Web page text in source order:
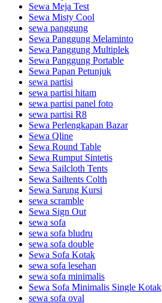
Sewa Meja Test
Sewa Misty Cool
sewa panggung
Sewa Panggung Melaminto
Sewa Panggung Multiplek
Sewa Panggung Portable
Sewa Papan Petunjuk
sewa partisi
sewa partisi hitam
sewa partisi panel foto
sewa partisi R8
Sewa Perlengkapan Bazar
Sewa Qline
Sewa Round Table
Sewa Rumput Sintetis
Sewa Sailcloth Tents
Sewa Sailtents Colth
Sewa Sarung Kursi
sewa scramble
Sewa Sign Out
sewa sofa
sewa sofa bludru
sewa sofa double
Sewa Sofa Kotak
sewa sofa lesehan
sewa sofa minimalis
Sewa Sofa Minimalis Single Kotak
sewa sofa oval